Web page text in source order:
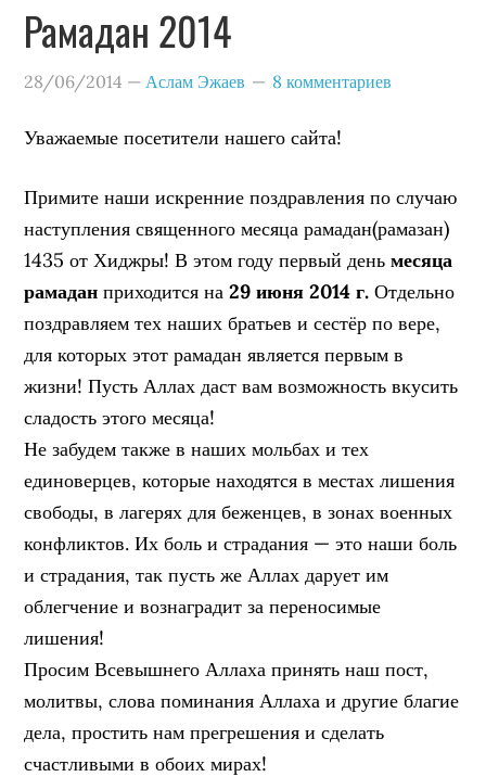
Рамадан 2014
28/06/2014 —Аслам Эжаев 8 комментариев
Уважаемые посетители нашего сайта!
Примите наши искренние поздравления по случаю
наступления священного месяца рамадан(рамазан)
1435 от Хиджры! В этом году первый деньмесяца
рамадан приходится на29 июня 2014 г. Отдельно
поздравляем тех наших братьев и сестёр по вере,
для которых этот рамадан является первым в
жизни! Пусть Аллах даст вам возможность вкусить
сладость этого месяца!
Не забудем также в наших мольбах и тех
единоверцев, которые находятся в местах лишения
свободы, в лагерях для беженцев, в зонах военных
конфликтов. Их боль и страдания — это наши боль
и страдания, так пусть же Аллах дарует им
облегчение и вознаградит за переносимые
лишения!
Просим Всевышнего Аллаха принять наш пост,
молитвы, слова поминания Аллаха и другие благие
дела, простить нам прегрешения и сделать
счастливыми в обоих мирах!